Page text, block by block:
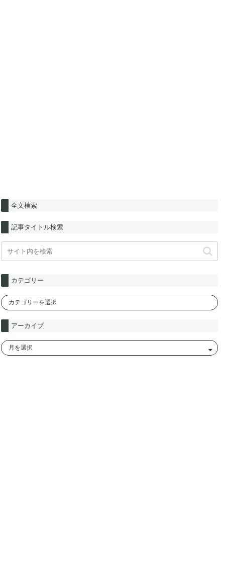
全文検索
記事タイトル検索
カテゴリー
アーカイブ